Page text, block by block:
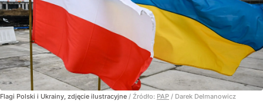
Flagi Polski i Ukrainy, zdjęcie ilustracyjne / Źródło: PAP / Darek Delmanowicz